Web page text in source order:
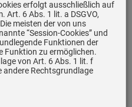
erfolgt ausschließlich auf
Art. 6 Abs. 1 lit. a DSGVO,
meisten der von uns
“Session-Cookies” und
Funktionen der
Funktion zu ermöglichen.
von Art. 6 Abs. 1 lit. f
andere Rechtsgrundlage